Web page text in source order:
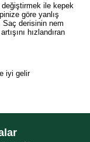
ile kepek
göre yanlış
Saç derisinin nem
hızlandıran
iyi gelir